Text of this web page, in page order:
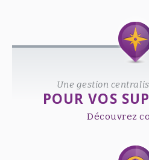
Une gestion
POUR VOS
Découvrez